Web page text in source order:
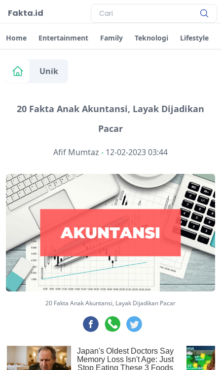
Fakta.id
Home Entertainment Family Teknologi Lifestyle
Unik
20 Fakta Anak Akuntansi, Layak Dijadikan
Pacar
Afif Mumtaz - 12-02-2023 03:44
20 Fakta Anak Akuntansi, Layak Dijadikan Pacar